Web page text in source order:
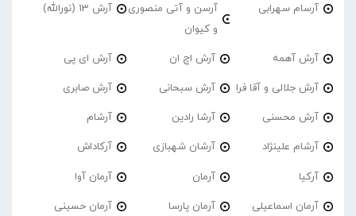
آرسام سهرابی
آرسن و آتی منصوری
و کیوان
آرش 13 (نورالله)
آرش آهمه آرش اچ ان آرش ای پی
آرش جلالی و آقا فرا آرش سبحانی آرش صابری
آرش محسنی آرشا رادین آرشام
آرشام علینژاد آرشان شهبازی آرکاداش
آرکیا آرمان آرمان آوا
آرمان اسماعیلی آرمان پارسا آرمان حسینی